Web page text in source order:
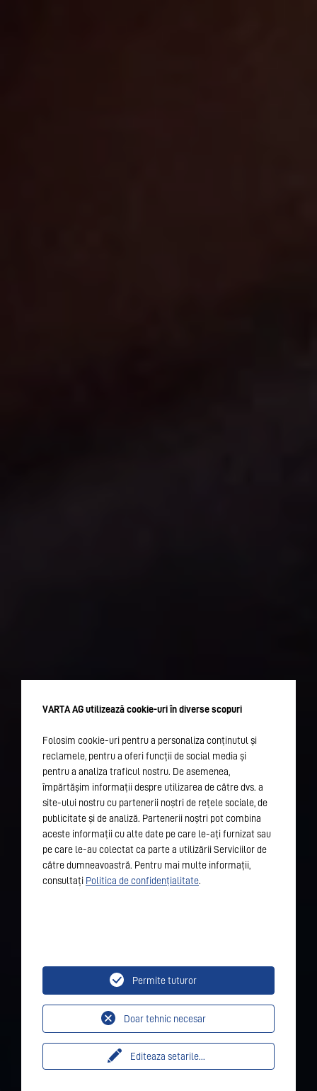
VARTA AG utilizează cookie-uri în diverse scopuri
Folosim cookie-uri pentru a personaliza conținutul și
reclamele, pentru a oferi funcții de social media și
pentru a analiza traficul nostru. De asemenea,
împărtășim informații despre utilizarea de către dvs. a
site-ului nostru cu partenerii noștri de rețele sociale, de
publicitate și de analiză. Partenerii noștri pot combina
aceste informații cu alte date pe care le-ați furnizat sau
pe care le-au colectat ca parte a utilizării Serviciilor de
către dumneavoastră. Pentru mai multe informații,
consultați Politica de confidențialitate.
Editeaza setarile...
Doar tehnic necesar
Permite tuturor